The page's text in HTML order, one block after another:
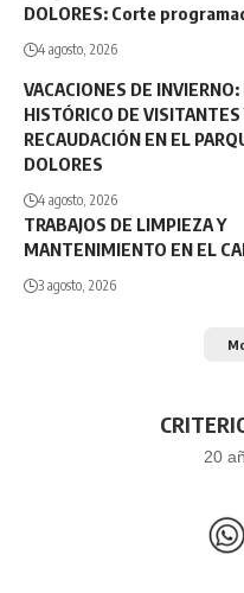
DOLORES: Corte
4 agosto, 2026
VACACIONES DE INVIERNO:
HISTÓRICO DE VISITANTES
RECAUDACIÓN EN EL
DOLORES
4 agosto, 2026
TRABAJOS DE LIMPIEZA Y
MANTENIMIENTO EN EL
3 agosto, 2026
20